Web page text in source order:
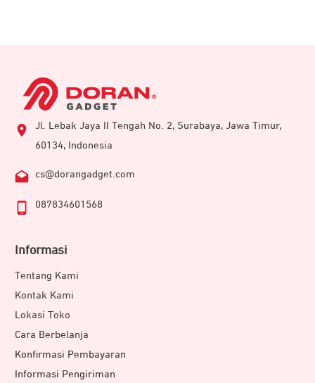
Jl. Lebak Jaya II Tengah No. 2, Surabaya, Jawa Timur,
60134, Indonesia
cs@dorangadget.com
087834601568
Informasi
Tentang Kami
Kontak Kami
Lokasi Toko
Cara Berbelanja
Konfirmasi Pembayaran
Informasi Pengiriman